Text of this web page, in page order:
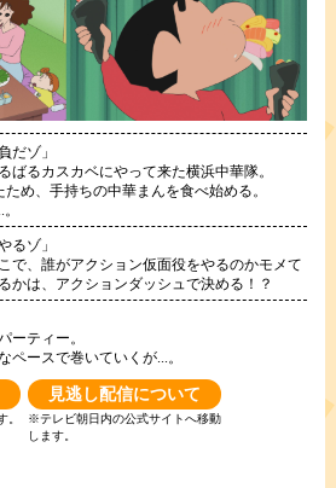
だゾ」
ばるカスカベにやって来た横浜中華隊。
め、手持ちの中華まんを食べ始める。
るゾ」
で、誰がアクション仮面役をやるのかモメて
かは、アクションダッシュで決める！？
ーティー。
ペースで巻いていくが...。
。
見逃し配信について
※テレビ朝日内の公式サイトへ移動
します。